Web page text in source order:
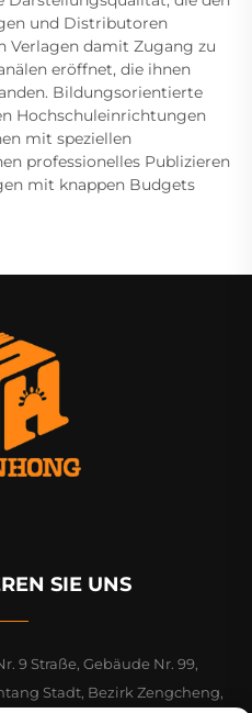
und Distributoren
Verlagen damit Zugang zu
eröffnet, die ihnen
Bildungsorientierte
Hochschuleinrichtungen
mit speziellen
professionelles Publizieren
mit knappen Budgets
SIE UNS
9 Straße, Gebäude Nr. 99,
Stadt, Bezirk Zengcheng,